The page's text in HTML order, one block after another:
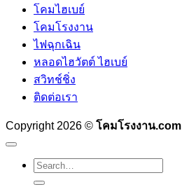
โคมไฮเบย์
โคมโรงงาน
ไฟฉุกเฉิน
หลอดไฮวัตต์ ไฮเบย์
สวิทช์ชิ่ง
ติดต่อเรา
Copyright 2026 © โคมโรงงาน.com
Search
for: